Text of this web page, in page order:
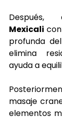
Mexicali
profunda
elimina
ayuda a
masaje